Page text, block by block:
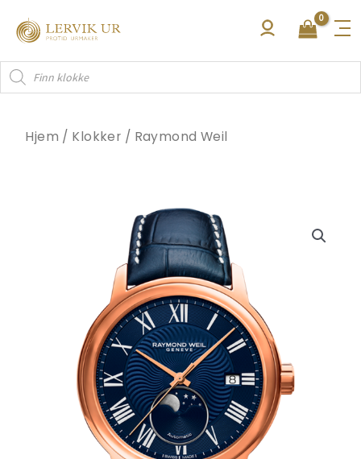
rett
innholdet
Products
search
Hjem / Klokker / Raymond Weil